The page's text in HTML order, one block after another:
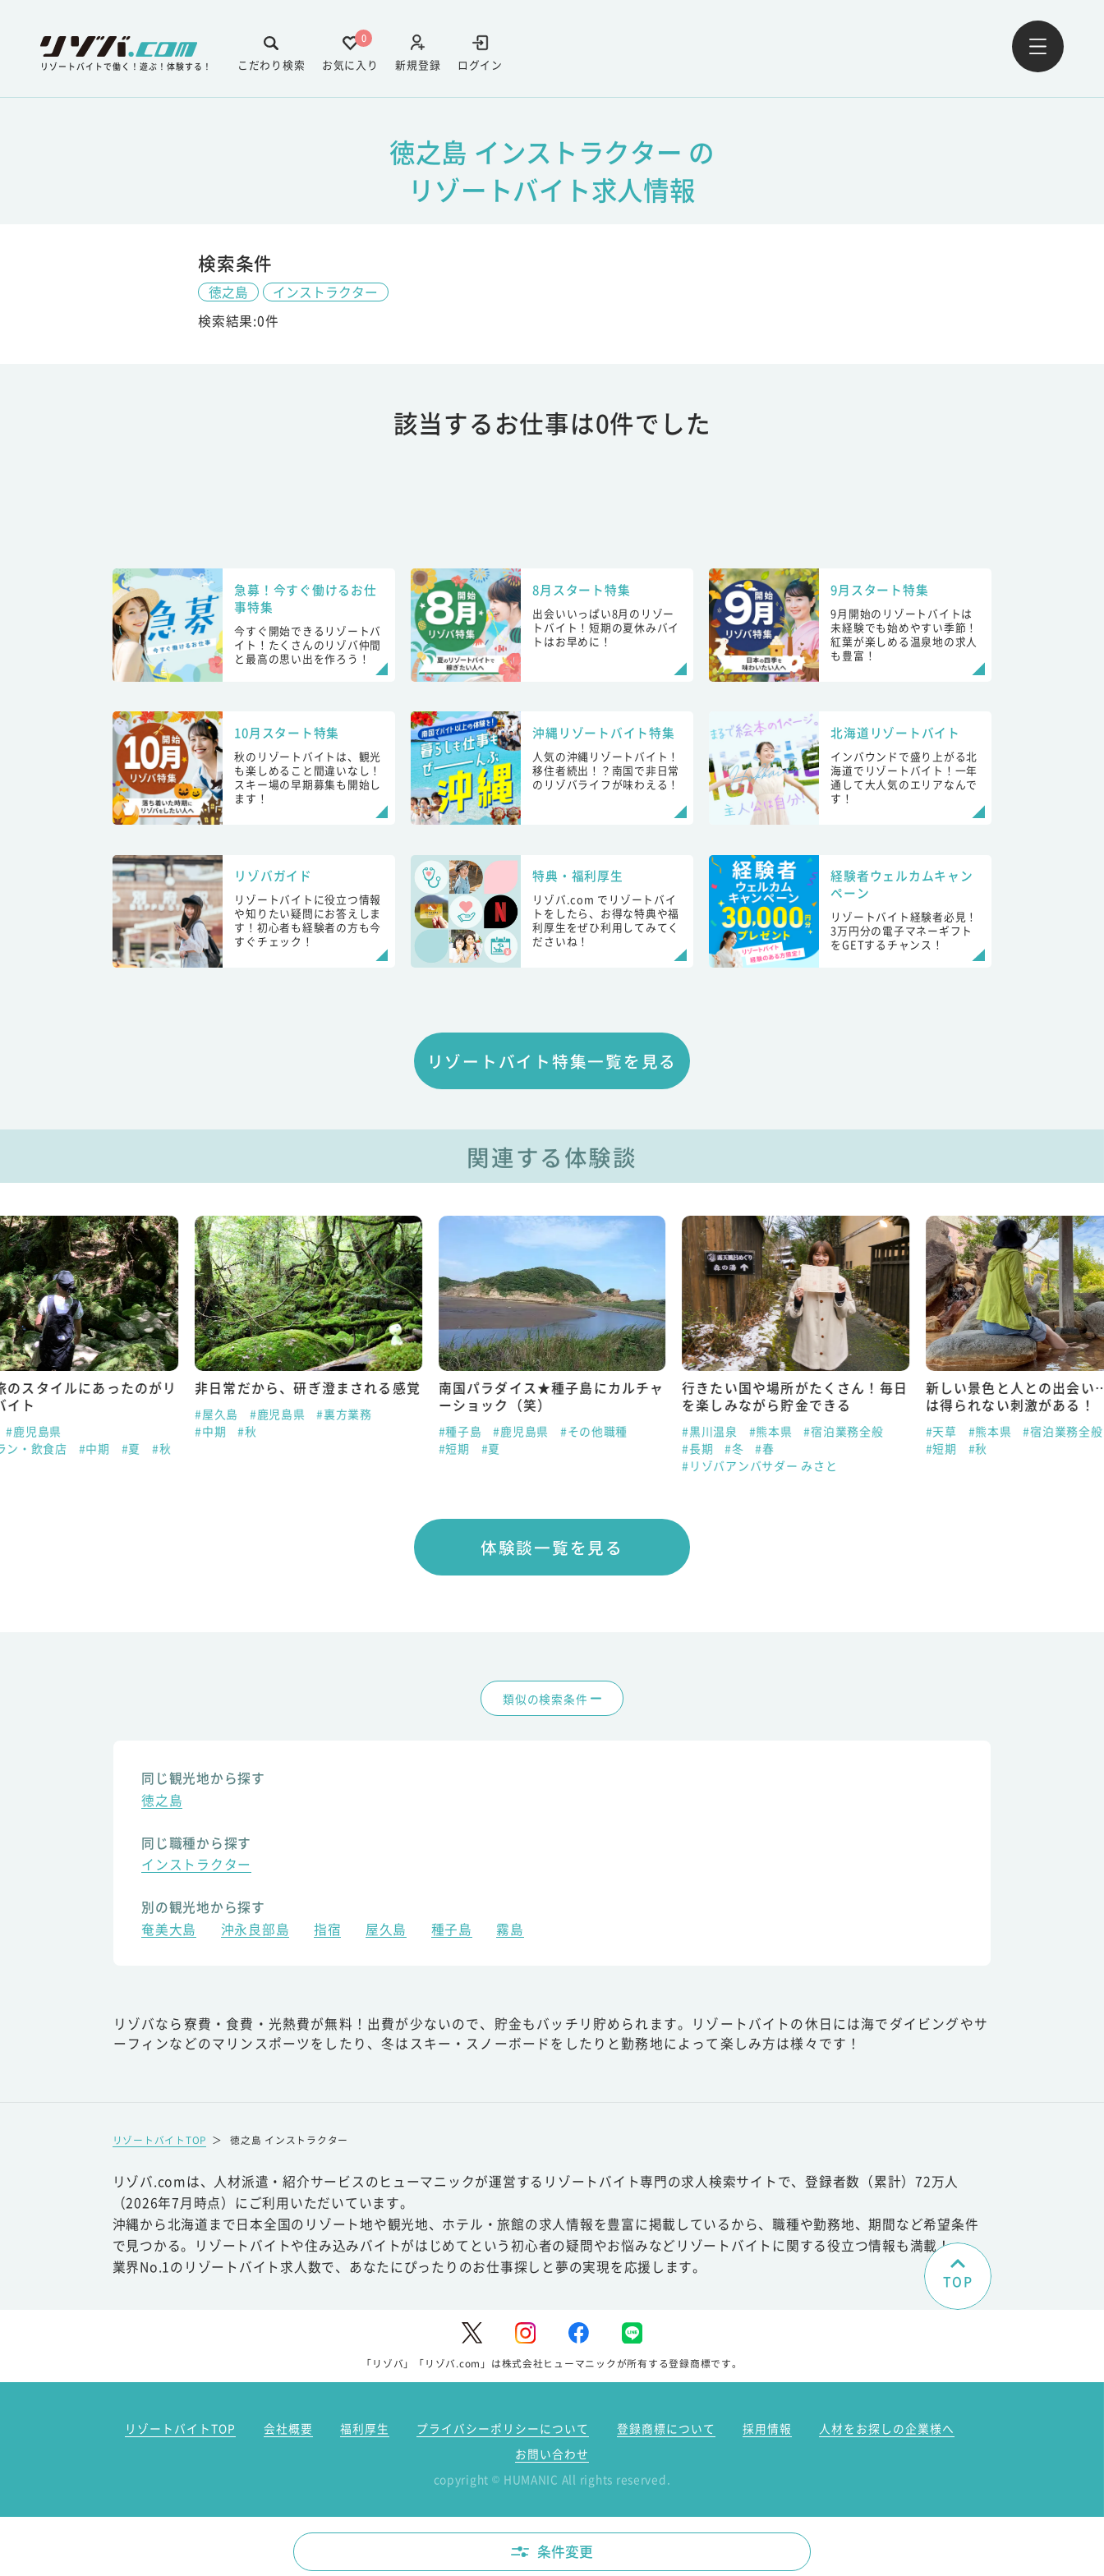
リゾートバイトで働く！遊ぶ！体験する！ ログイン
新規登録
0
お気に入り
こだわり検索
徳之島 インストラクター の
リゾートバイト求人情報
検索条件
徳之島
インストラクター
検索結果:0件
該当するお仕事は0件でした
急募！今すぐ働けるお仕
事特集
今すぐ開始できるリゾートバ
イト！たくさんのリゾバ仲間
と最高の思い出を作ろう！
8月スタート特集
出会いいっぱい8月のリゾー
トバイト！短期の夏休みバイ
トはお早めに！
9月スタート特集
9月開始のリゾートバイトは
未経験でも始めやすい季節！
紅葉が楽しめる温泉地の求人
も豊富！
10月スタート特集
秋のリゾートバイトは、観光
も楽しめること間違いなし！
スキー場の早期募集も開始し
ます！
沖縄リゾートバイト特集
人気の沖縄リゾートバイト！
移住者続出！？南国で非日常
のリゾバライフが味わえる！
北海道リゾートバイト
インバウンドで盛り上がる北
海道でリゾートバイト！一年
通して大人気のエリアなんで
す！
リゾバガイド
リゾートバイトに役立つ情報
や知りたい疑問にお答えしま
す！初心者も経験者の方も今
すぐチェック！
特典・福利厚生
リゾバ.com でリゾートバイ
トをしたら、お得な特典や福
利厚生をぜひ利用してみてく
ださいね！
経験者ウェルカムキャン
ペーン
リゾートバイト経験者必見！
3万円分の電子マネーギフト
をGETするチャンス！
リゾートバイト特集一覧を見る
関連する体験談
のスタイルにあったのがリ
イト
#鹿児島県
ン・飲食店
#中期 #夏 #秋
非日常だから、研ぎ澄まされる感覚
#屋久島 #鹿児島県
#裏方業務
#中期
#秋
南国パラダイス★種子島にカルチャ
ーショック（笑）
#種子島 #鹿児島県
#その他職種
#短期
#夏
行きたい国や場所がたくさん！毎日
を楽しみながら貯金できる
#黒川温泉 #熊本県
#宿泊業務全般
#長期
#冬
#春
#リゾバアンバサダー みさと
新しい景色と人との出会
は得られない刺激がある！
#天草 #熊本県
#宿泊業務全般
#短期
#秋
体験談一覧を見る
類似の検索条件
同じ観光地から探す
徳之島
同じ職種から探す
インストラクター
別の観光地から探す
奄美大島
沖永良部島 指宿 屋久島 種子島 霧島
リゾバなら寮費・食費・光熱費が無料！出費が少ないので、貯金もバッチリ貯められます。リゾートバイトの休日には海でダイビングやサ
ーフィンなどのマリンスポーツをしたり、冬はスキー・スノーボードをしたりと勤務地によって楽しみ方は様々です！
リゾートバイトTOP ＞ 徳之島 インストラクター
リゾバ.comは、人材派遣・紹介サービスのヒューマニックが運営するリゾートバイト専門の求人検索サイトで、登録者数（累計）72万人
（2026年7月時点）にご利用いただいています。
沖縄から北海道まで日本全国のリゾート地や観光地、ホテル・旅館の求人情報を豊富に掲載しているから、職種や勤務地、期間など希望条件
で見つかる。リゾートバイトや住み込みバイトがはじめてという初心者の疑問やお悩みなどリゾートバイトに関する役立つ情報も満載！
業界No.1のリゾートバイト求人数で、あなたにぴったりのお仕事探しと夢の実現を応援します。
TOP
「リゾバ」「リゾバ.com」は株式会社ヒューマニックが所有する登録商標です。
リゾートバイトTOP 会社概要 福利厚生 プライバシーポリシーについて 登録商標について 採用情報
人材をお探しの企業様へ
お問い合わせ
copyright © HUMANIC All rights reserved.
条件変更